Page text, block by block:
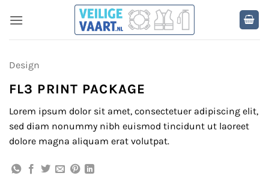
naar
inhoud
Design
FL3 PRINT PACKAGE
Lorem ipsum dolor sit amet, consectetuer adipiscing elit,
sed diam nonummy nibh euismod tincidunt ut laoreet
dolore magna aliquam erat volutpat.